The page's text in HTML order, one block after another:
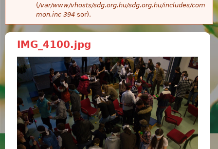
(/var/www/vhosts/sdg.org.hu/sdg.org.hu/includes/com
mon.inc 394 sor).
IMG_4100.jpg